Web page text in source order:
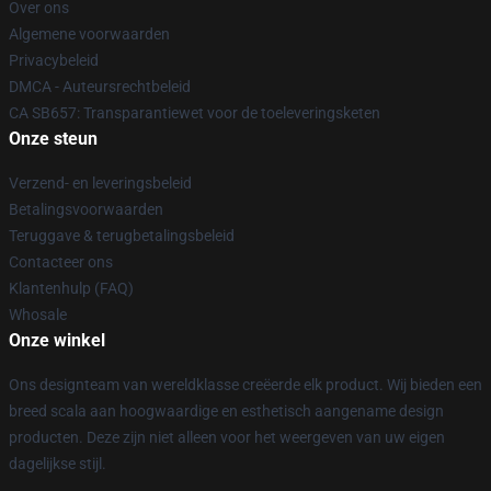
Over ons
Algemene voorwaarden
Privacybeleid
DMCA - Auteursrechtbeleid
CA SB657: Transparantiewet voor de toeleveringsketen
Onze steun
Verzend- en leveringsbeleid
Betalingsvoorwaarden
Teruggave & terugbetalingsbeleid
Contacteer ons
Klantenhulp (FAQ)
Whosale
Onze winkel
Ons designteam van wereldklasse creëerde elk product. Wij bieden een
breed scala aan hoogwaardige en esthetisch aangename design
producten. Deze zijn niet alleen voor het weergeven van uw eigen
dagelijkse stijl.